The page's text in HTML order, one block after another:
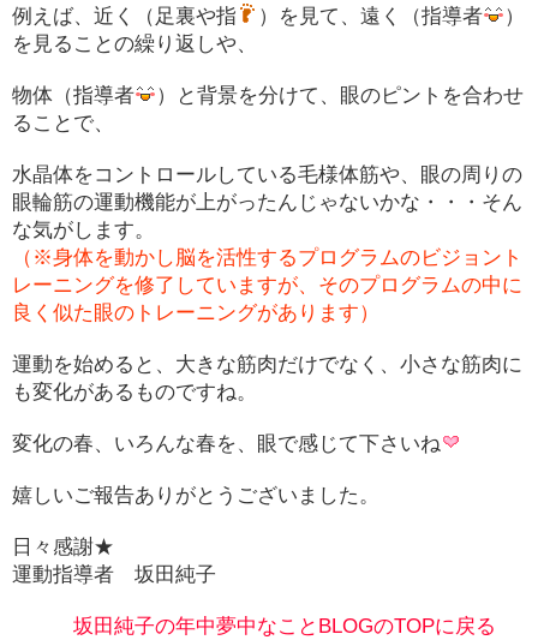
例えば、近く（足裏や指 ）を見て、遠く（指導者
）
を見ることの繰り返しや、
物体（指導者
）と背景を分けて、眼のピントを合わせ
ることで、
水晶体をコントロールしている毛様体筋や、眼の周りの
眼輪筋の運動機能が上がったんじゃないかな・・・そん
な気がします。
（※身体を動かし脳を活性するプログラムのビジョント
レーニングを修了していますが、そのプログラムの中に
良く似た眼のトレーニングがあります）
運動を始めると、大きな筋肉だけでなく、小さな筋肉に
も変化があるものですね。
変化の春、いろんな春を、眼で感じて下さいね
嬉しいご報告ありがとうございました。
日々感謝★
運動指導者 坂田純子
坂田純子の年中夢中なことBLOGのTOPに戻る